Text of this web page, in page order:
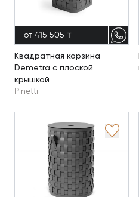
от 415 505 ₸
Квадратная корзина
Demetra с плоской
крышкой
Pinetti